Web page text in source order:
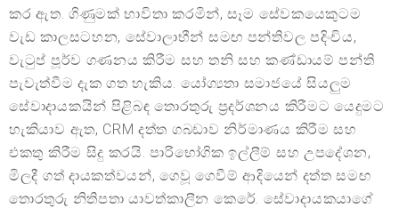
කර ඇත. ගිණුමක් භාවිතා කරමින්, සෑම සේවකයෙකුටම
වැඩ කාලසටහන, සේවාලාභීන් සමඟ පන්තිවල පදිංචිය,
වැටුප් පූර්ව ගණනය කිරීම සහ තනි සහ කණ්ඩායම් පන්ති
පැවැත්වීම දැක ගත හැකිය. යෝග්‍යතා සමාජයේ සියලුම
සේවාදායකයින් පිළිබඳ තොරතුරු ප්‍රදර්ශනය කිරීමට යෙදුමට
හැකියාව ඇත, CRM දත්ත ගබඩාව නිර්මාණය කිරීම සහ
එකතු කිරීම සිදු කරයි. පාරිභෝගික ඉල්ලීම් සහ උපදේශන,
මිලදී ගත් දායකත්වයන්, ගෙවූ ගෙවීම් ආදියෙන් දත්ත සමඟ
තොරතුරු නිතිපතා යාවත්කාලීන කෙරේ. සේවාදායකයාගේ